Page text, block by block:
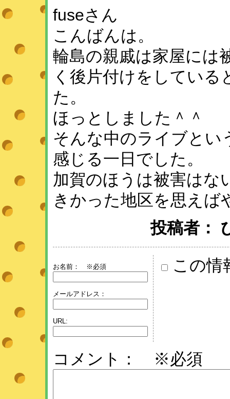
fuseさん
こんばんは。
輪島の親戚は家屋には
く後片付けをしてい
た。
ほっとしました＾＾
そんな中のライブとい
感じる一日でした。
加賀のほうは被害はな
きかった地区を思えば
投稿者：
お名前： ※必須
メールアドレス：
URL:
この情
コメント： ※必須